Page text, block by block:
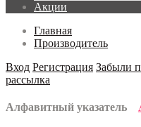
Акции
Главная
Производитель
Вход Регистрация Забыли
рассылка
Алфавитный указатель